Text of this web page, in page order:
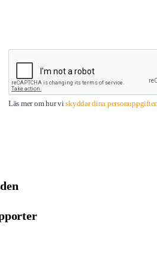
Läs mer om hur viskyddar dina personuppgifter.